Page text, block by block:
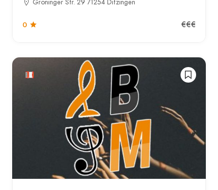
Gröninger Str. 29 71254 Ditzingen
0 €€€